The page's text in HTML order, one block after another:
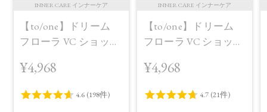
INNER CARE インナーケア
【to/one】ドリーム
フローラ VC ショット
¥4,968
INNER CARE インナーケア
【to/one】ドリーム
フローラ VC ショット
プラス＜限定品＞
¥4,968